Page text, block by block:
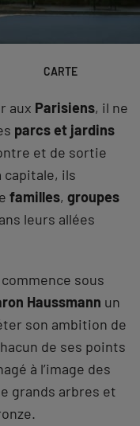
CARTE
aux Parisiens, il ne
parcs et jardins
et de sortie
capitale, ils
familles, groupes
leurs allées
sous
Haussmann un
son ambition de
de ses points
à l’image des
grands arbres et